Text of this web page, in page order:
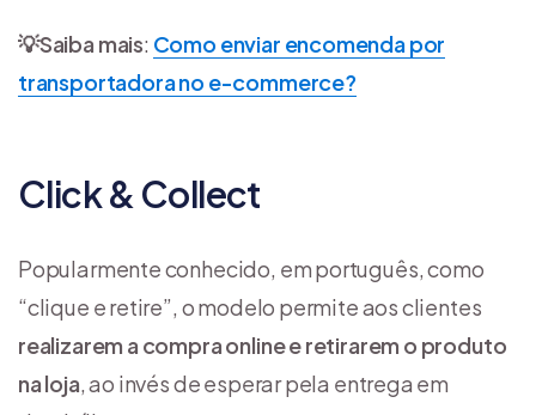
💡Saiba mais: Como enviar encomenda por
transportadora no e-commerce?
Click & Collect
Popularmente conhecido, em português, como
“clique e retire”, o modelo permite aos clientes
realizarem a compra online e retirarem o produto
na loja, ao invés de esperar pela entrega em